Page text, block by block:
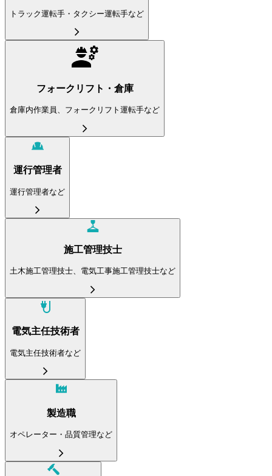
トラック運転手・タクシー運転手など
フォークリフト・倉庫
倉庫内作業員、フォークリフト運転手など
運行管理者
運行管理者など
施工管理技士
土木施工管理技士、電気工事施工管理技士など
電気主任技術者
電気主任技術者など
製造職
オペレーター・品質管理など